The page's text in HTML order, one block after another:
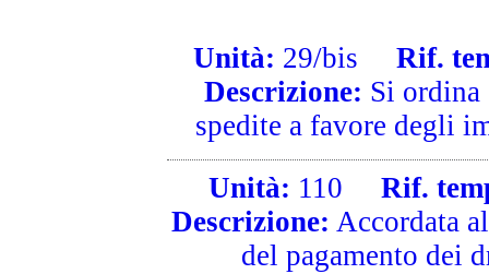
Unità: 29/bis
Rif.
Descrizione: Si ordina
spedite a favore degli
Unità: 110
Rif.
Descrizione: Accordata
del pagamento dei